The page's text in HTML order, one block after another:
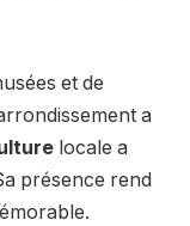
et de
a
locale a
présence rend